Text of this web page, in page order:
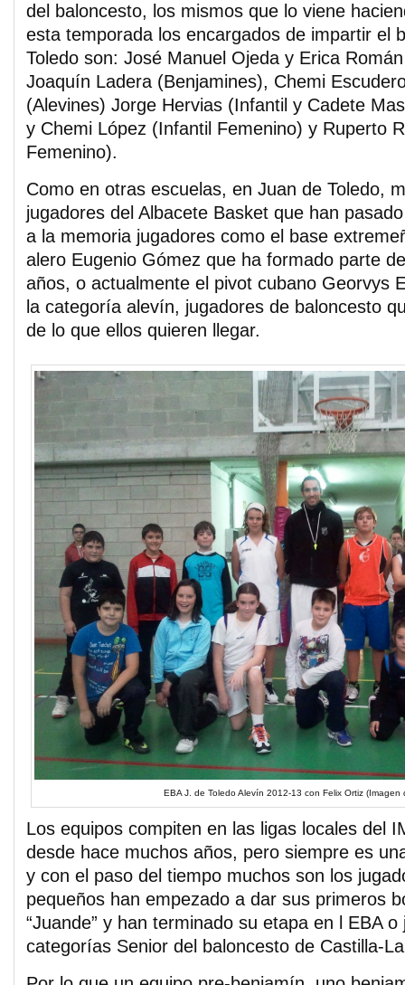
del baloncesto, los mismos que lo viene
esta temporada los encargados de impartir el
Toledo son: José Manuel Ojeda y Erica
Joaquín Ladera (Benjamines), Chemi
(Alevines) Jorge Hervias (Infantil y Cadete
y Chemi López (Infantil Femenino) y Ruperto
Femenino).
Como en otras escuelas, en Juan de Toledo,
jugadores del Albacete Basket que han
a la memoria jugadores como el base
alero Eugenio Gómez que ha formado parte
años, o actualmente el pivot cubano Georvys
la categoría alevín, jugadores de baloncesto
de lo que ellos quieren llegar.
EBA J. de Toledo Alevín 2012-13 con Felix Ortiz (Imagen
Los equipos compiten en las ligas locales del
desde hace muchos años, pero siempre es
y con el paso del tiempo muchos son los
pequeños han empezado a dar sus primeros
“Juande” y han terminado su etapa en l EBA o
categorías Senior del baloncesto de Castilla-